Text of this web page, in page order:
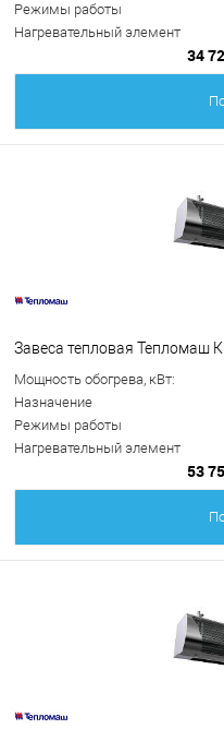
Режимы работы
Нагревательный элемент
34
Завеса тепловая Тепломаш
Мощность обогрева, кВт:
Назначение
Режимы работы
Нагревательный элемент
53